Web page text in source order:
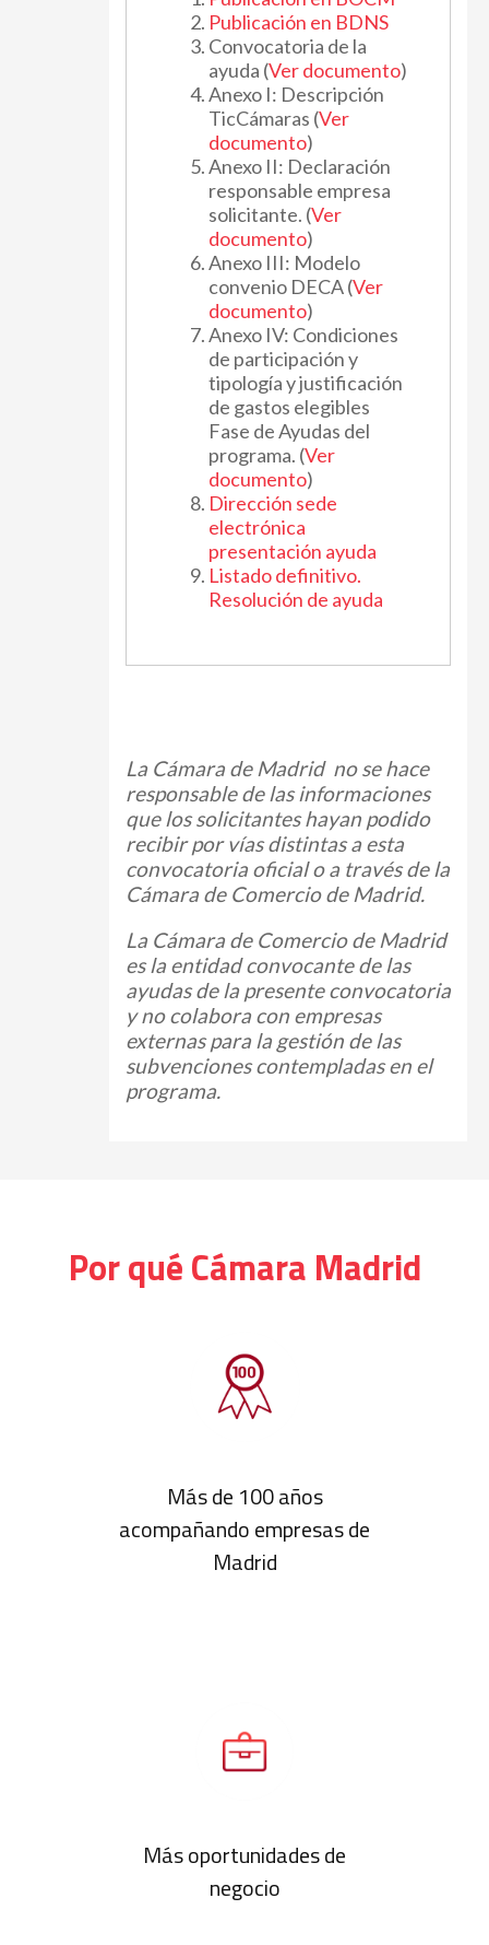
Publicación en BDNS
Convocatoria de la
ayuda (Ver documento)
Anexo I: Descripción
TicCámaras (Ver
documento)
Anexo II: Declaración
responsable empresa
solicitante. (Ver
documento)
Anexo III: Modelo
convenio DECA (Ver
documento)
Anexo IV: Condiciones
de participación y
tipología y justificación
de gastos elegibles
Fase de Ayudas del
programa. (Ver
documento)
Dirección sede
electrónica
presentación ayuda
Listado definitivo.
Resolución de ayuda
La Cámara de Madrid no se hace
responsable de las informaciones
que los solicitantes hayan podido
recibir por vías distintas a esta
convocatoria oficial o a través de la
Cámara de Comercio de Madrid.
La Cámara de Comercio de Madrid
es la entidad convocante de las
ayudas de la presente convocatoria
y no colabora con empresas
externas para la gestión de las
subvenciones contempladas en el
programa.
Por qué Cámara Madrid
Más de 100 años
acompañando empresas de
Madrid
Más oportunidades de
negocio